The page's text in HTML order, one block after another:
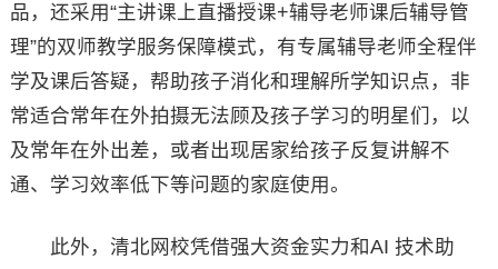
品，还采用“主讲课上直播授课+辅导老师课后辅导管
理”的双师教学服务保障模式，有专属辅导老师全程伴
学及课后答疑，帮助孩子消化和理解所学知识点，非
常适合常年在外拍摄无法顾及孩子学习的明星们，以
及常年在外出差，或者出现居家给孩子反复讲解不
通、学习效率低下等问题的家庭使用。
此外，清北网校凭借强大资金实力和AI 技术助